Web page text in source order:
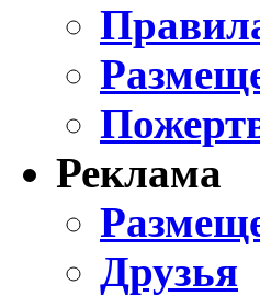
Реклама
Друзья